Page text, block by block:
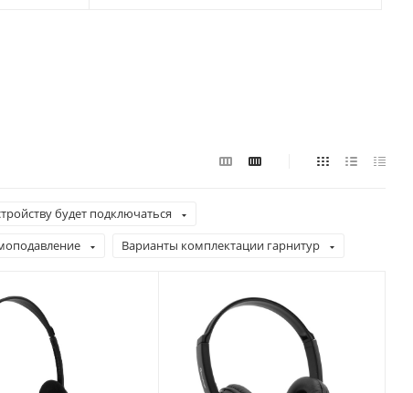
будет подключаться
Варианты комплектации гарнитур